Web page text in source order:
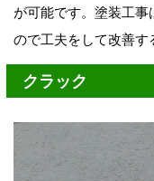
が可能です。塗装工
ので工夫をして改善す
クラック